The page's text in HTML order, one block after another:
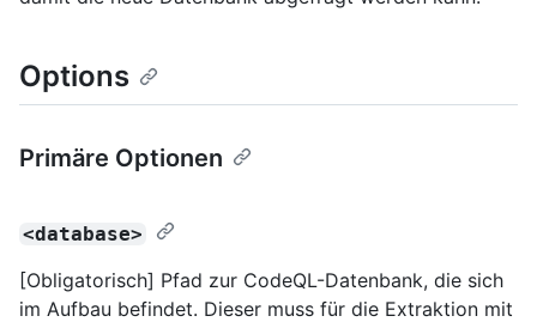
Options
Primäre Optionen
<database>
[Obligatorisch] Pfad zur CodeQL-Datenbank, die sich
im Aufbau befindet. Dieser muss für die Extraktion mit